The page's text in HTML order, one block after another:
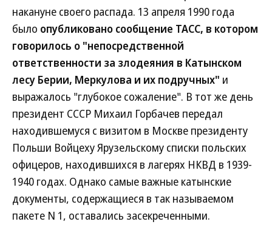
накануне своего распада. 13 апреля 1990 года
было опубликовано сообщение ТАСС, в котором
говорилось о "непосредственной
ответственности за злодеяния в Катынском
лесу Берии, Меркулова и их подручных" и
выражалось "глубокое сожаление". В тот же день
президент СССР Михаил Горбачев передал
находившемуся с визитом в Москве президенту
Польши Войцеху Ярузельскому списки польских
офицеров, находившихся в лагерях НКВД в 1939-
1940 годах. Однако самые важные катынские
документы, содержащиеся в так называемом
пакете N 1, оставались засекреченными.